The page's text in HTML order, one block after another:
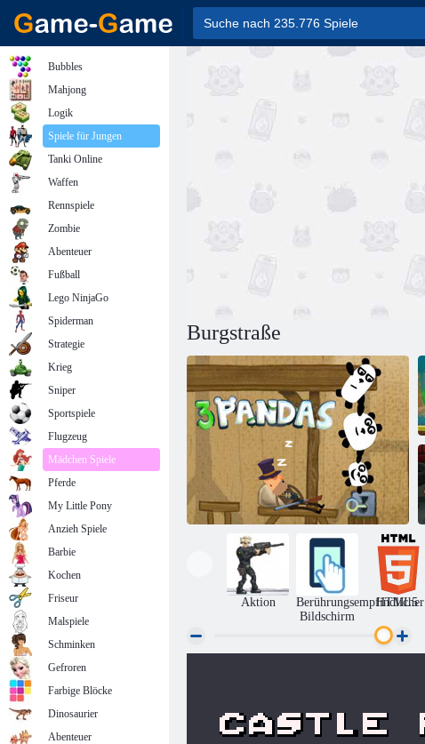
Burgstraße
Aktion
Berührungsempfindlicher
Bildschirm
HTML5
Bubbles
Mahjong
Logik
Spiele für Jungen
Tanki Online
Waffen
Rennspiele
Zombie
Abenteuer
Fußball
Lego NinjaGo
Spiderman
Strategie
Krieg
Sniper
Sportspiele
Flugzeug
Mädchen Spiele
Pferde
My Little Pony
Anzieh Spiele
Barbie
Kochen
Friseur
Malspiele
Schminken
Gefroren
Farbige Blöcke
Dinosaurier
Abenteuer